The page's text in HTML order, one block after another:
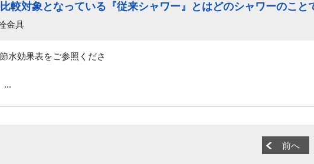
較対象となっている『従来シャワー』とはどのシャワーのこと
金具
水効果表をご参照くださ
。
前へ